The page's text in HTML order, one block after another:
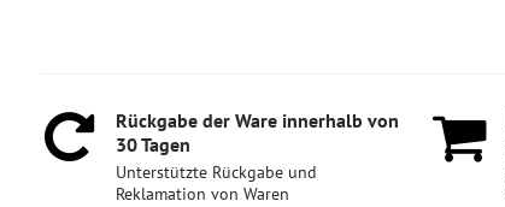
Rückgabe der Ware innerhalb von
30 Tagen
Unterstützte Rückgabe und
Reklamation von Waren